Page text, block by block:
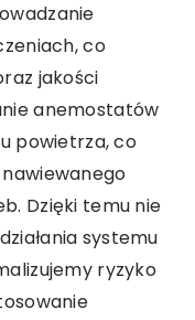
co
jakości
anemostatów
powietrza, co
Dzięki temu nie
systemu
ryzyko